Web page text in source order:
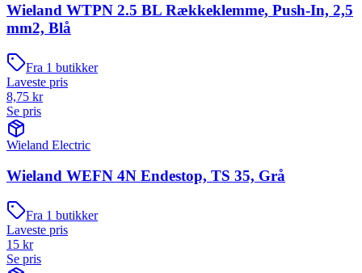
Wieland WTPN 2.5 BL Rækkeklemme, Push-In, 2,5
mm2, Blå
Fra 1 butikker
Laveste pris
8,75 kr
Se pris
Wieland Electric
Wieland WEFN 4N Endestop, TS 35, Grå
Fra 1 butikker
Laveste pris
15 kr
Se pris